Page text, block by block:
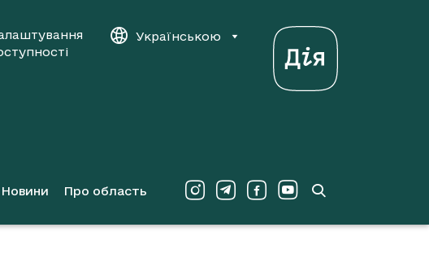
Українською
Новини Про область